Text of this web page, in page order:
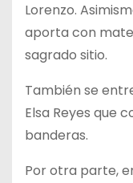
Lorenzo.
aporta con
sagrado sitio.
También se
Elsa Reyes que
banderas.
Por otra parte,